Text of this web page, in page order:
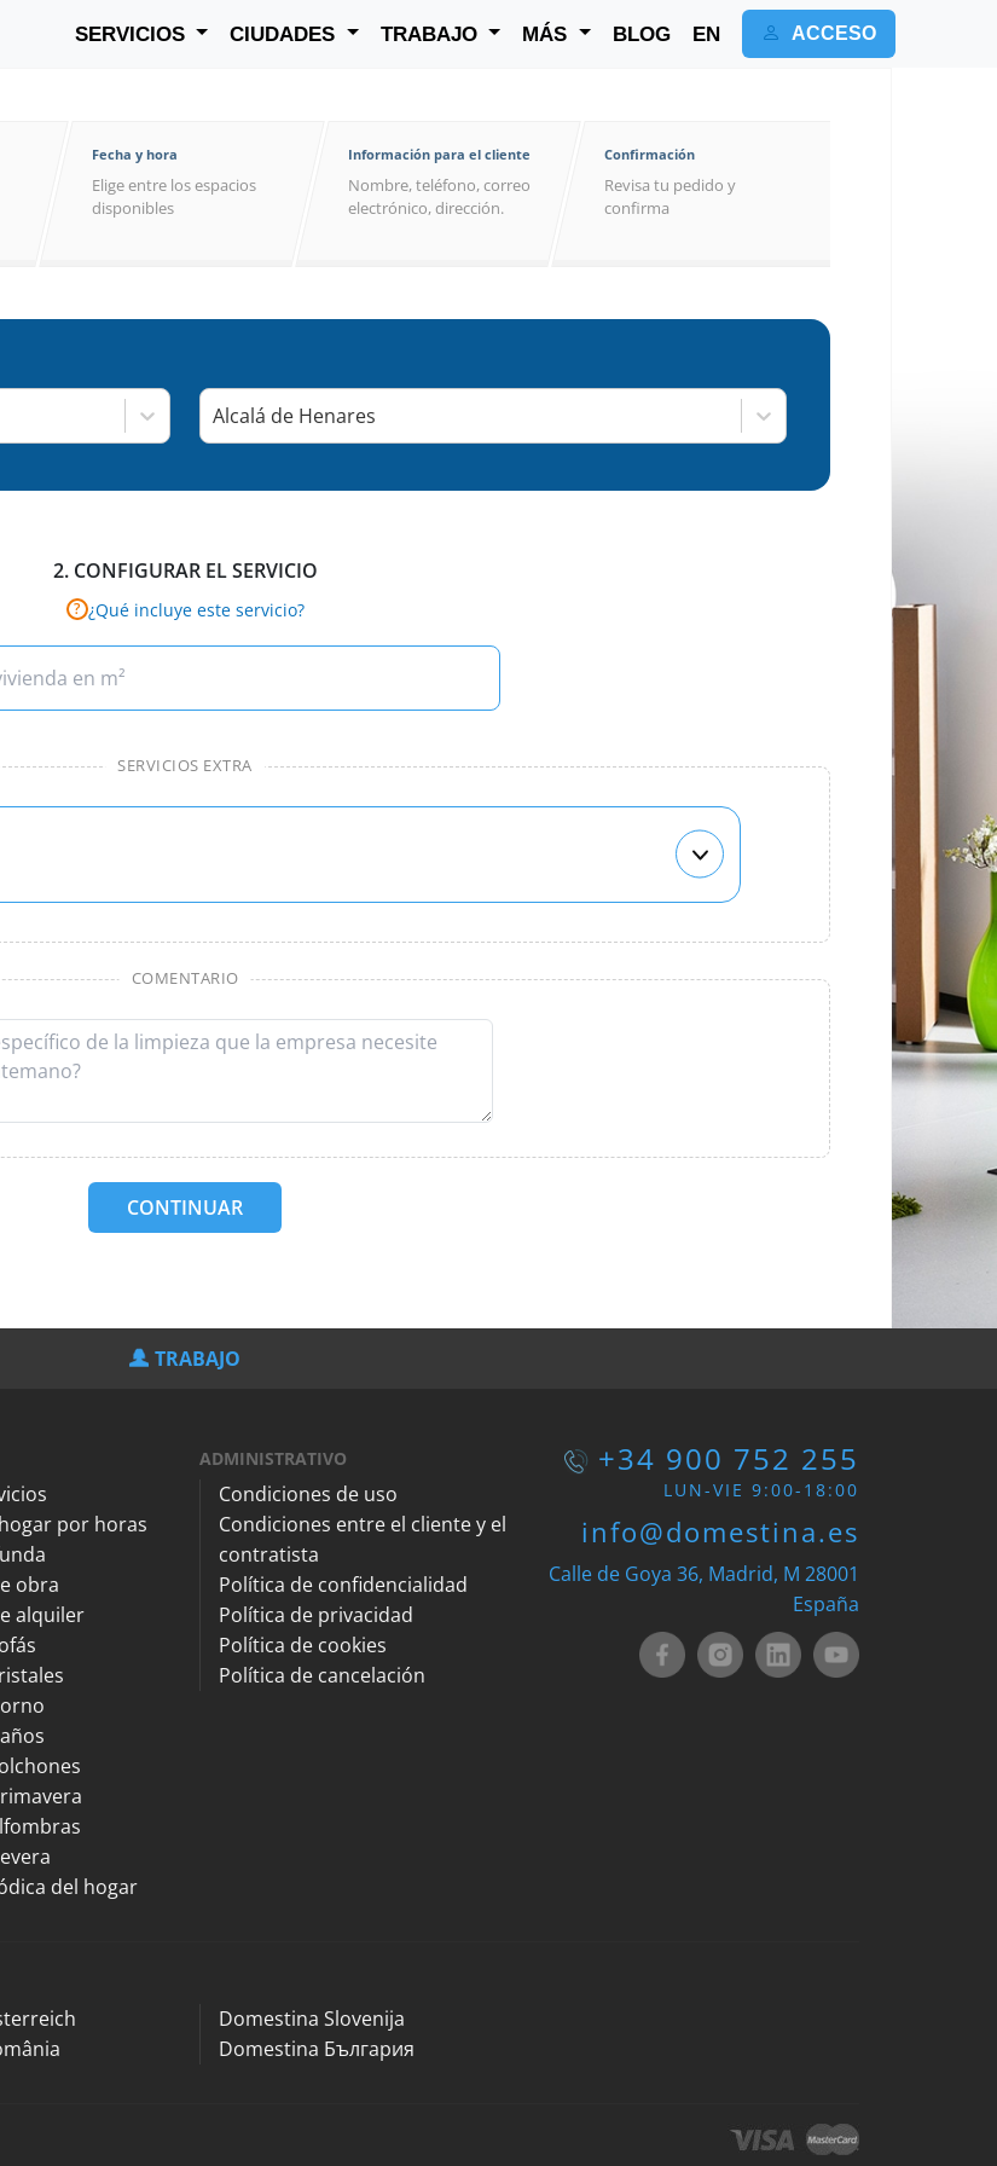
SERVICIOS CIUDADES TRABAJO MÁS BLOG EN ACCESO
Fecha y hora
Elige entre los espacios
disponibles
Información para el cliente
Nombre, teléfono, correo
electrónico, dirección.
Confirmación
Revisa tu pedido y
confirma
Alcalá de Henares
2. CONFIGURAR EL SERVICIO
? ¿Qué incluye este servicio?
SERVICIOS EXTRA
COMENTARIO
CONTINUAR
TRABAJO
por horas
obra
alquiler
del hogar
ADMINISTRATIVO
Condiciones de uso
Condiciones entre el cliente y el
contratista
Política de confidencialidad
Política de privacidad
Política de cookies
Política de cancelación
+34 900 752 255
LUN-VIE 9:00-18:00
info@domestina.es
Calle de Goya 36, Madrid, M 28001
España
Domestina Slovenija
Domestina България